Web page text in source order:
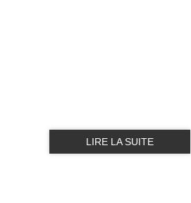
LIRE LA SUITE